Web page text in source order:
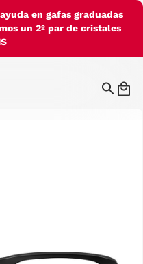
en gafas graduadas
un 2º par de cristales